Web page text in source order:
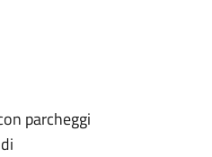
parcheggi